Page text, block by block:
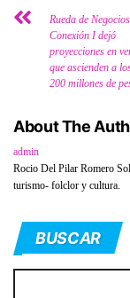
Rueda de Negocios
Conexión I dejó
proyecciones en
que ascienden a
200 millones de
About The
admin
Rocio Del Pilar Romero
turismo- folclor y cultura.
BUSCAR